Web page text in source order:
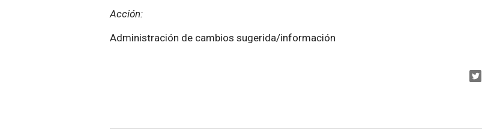
Acción:
Administración de cambios sugerida/información